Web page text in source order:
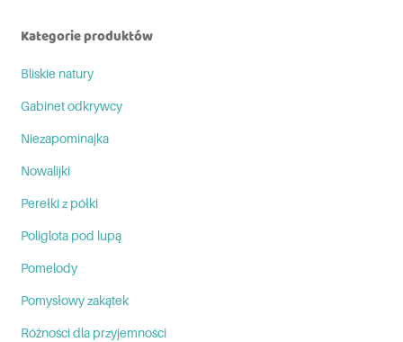
Kategorie produktów
Bliskie natury
Gabinet odkrywcy
Niezapominajka
Nowalijki
Perełki z półki
Poliglota pod lupą
Pomelody
Pomysłowy zakątek
Różności dla przyjemności